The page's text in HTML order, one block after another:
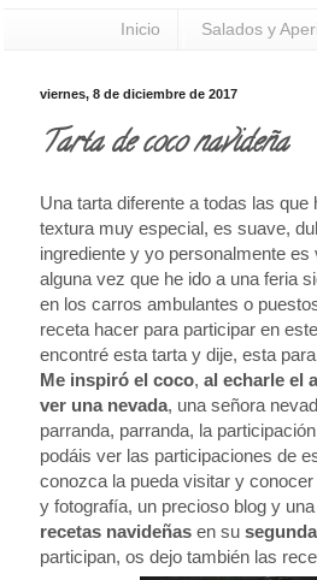
Inicio Salados y
viernes, 8 de diciembre de 2017
Tarta de coco navideña
Una tarta diferente a todas las
textura muy especial, es suave,
ingrediente y yo personalmente
alguna vez que he ido a una feria
en los carros ambulantes o
receta hacer para participar en
encontré esta tarta y dije, esta
Me inspiró el coco, al echarle el
ver una nevada, una señora
parranda, parranda, la
podáis ver las participaciones de
conozca la pueda visitar y
y fotografía, un precioso blog y
recetas navideñas en su
participan, os dejo también las